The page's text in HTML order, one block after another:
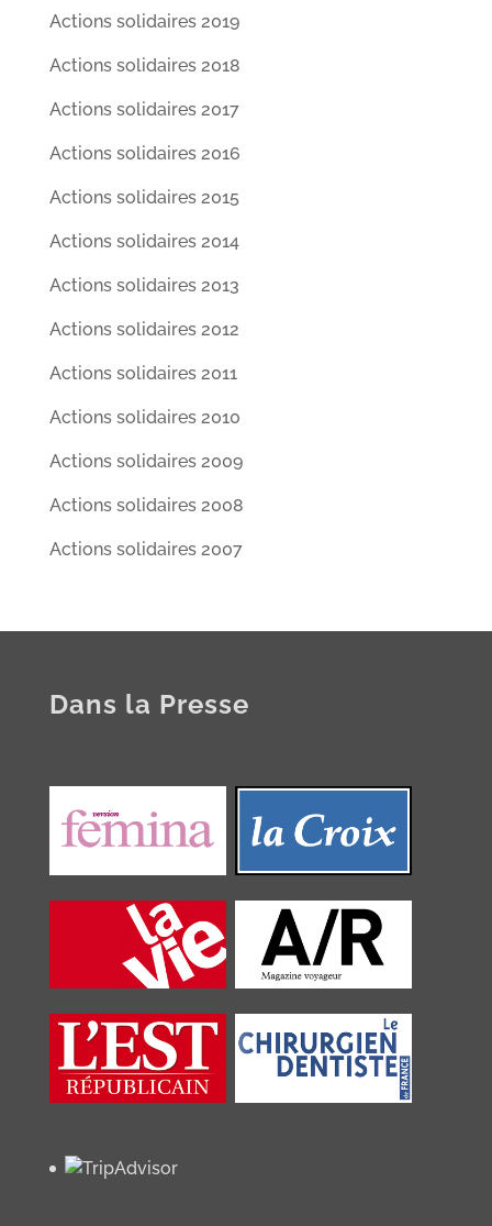
Actions solidaires 2019
Actions solidaires 2018
Actions solidaires 2017
Actions solidaires 2016
Actions solidaires 2015
Actions solidaires 2014
Actions solidaires 2013
Actions solidaires 2012
Actions solidaires 2011
Actions solidaires 2010
Actions solidaires 2009
Actions solidaires 2008
Actions solidaires 2007
Dans la Presse